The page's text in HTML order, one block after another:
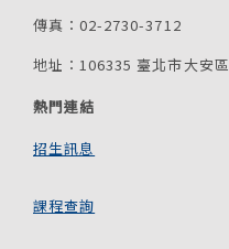
傳真：02-2730-3712
地址：106335 臺北市大安
熱門連結
招生訊息
課程查詢